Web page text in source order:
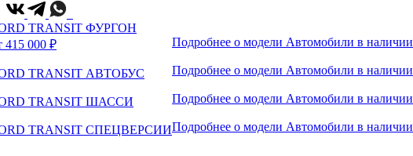
TRANSIT ФУРГОН
415 000 ₽
TRANSIT АВТОБУС
TRANSIT ШАССИ
TRANSIT СПЕЦВЕРСИИ
Подробнее о модели Автомобили в наличии
Подробнее о модели Автомобили в наличии
Подробнее о модели Автомобили в наличии
Подробнее о модели Автомобили в наличии